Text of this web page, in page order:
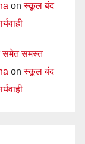
onस्कूल बंद
समेत समस्त
onस्कूल बंद